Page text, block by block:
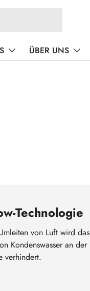
ÜBER UNS
Technologie
von Luft wird das
Kondenswasser an der
verhindert.